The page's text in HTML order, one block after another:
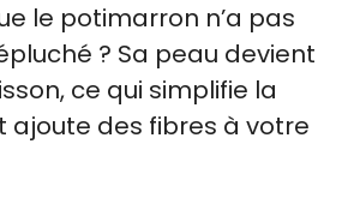
le potimarron n’a pas
? Sa peau devient
ce qui simplifie la
ajoute des fibres à votre